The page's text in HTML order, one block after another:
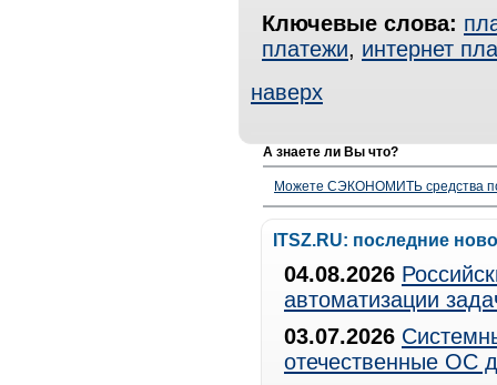
Ключевые слова:
платежи, интернет
наверх
А знаете ли Вы что?
Можете СЭКОНОМИТЬ средства
ITSZ.RU: последние
04.08.2026
автоматизации
03.07.2026
отечественные ОС